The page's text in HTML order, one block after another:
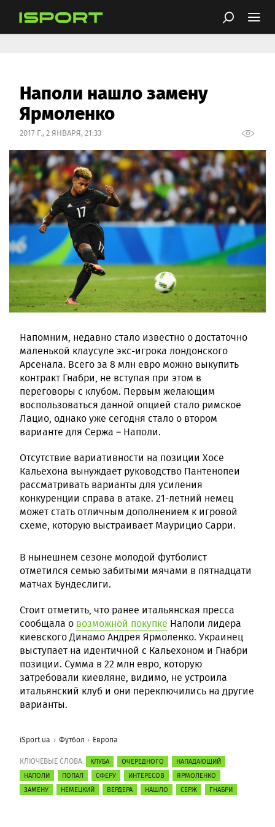
Наполи нашло замену
Ярмоленко
2017 Г., 2 ЯНВАРЯ, 21:33
Напомним, недавно стало известно о достаточно
маленькой клаусуле экс-игрока лондонского
Арсенала. Всего за 8 млн евро можно выкупить
контракт Гнабри, не вступая при этом в
переговоры с клубом. Первым желающим
воспользоваться данной опцией стало римское
Лацио, однако уже сегодня стало о втором
варианте для Сержа – Наполи.
Отсутствие вариативности на позиции Хосе
Кальехона вынуждает руководство Пантенопеи
рассматривать варианты для усиления
конкуренции справа в атаке. 21-летний немец
может стать отличным дополнением к игровой
схеме, которую выстраивает Маурицио Сарри.
В нынешнем сезоне молодой футболист
отметился семью забитыми мячами в пятнадцати
матчах Бундеслиги.
Стоит отметить, что ранее итальянская пресса
сообщала о возможной покупке Наполи лидера
киевского Динамо Андрея Ярмоленко. Украинец
выступает на идентичной с Кальехоном и Гнабри
позиции. Сумма в 22 млн евро, которую
затребовали киевляне, видимо, не устроила
итальянский клуб и они переключились на другие
варианты.
iSport.ua Футбол Европа
КЛЮЧЕВЫЕ СЛОВА: КЛУБА ОЧЕРЕДНОГО
НАПАДАЮЩИЙ
НАПОЛИ
ПОПАЛ СФЕРУ ИНТЕРЕСОВ
ЯРМОЛЕНКО
ЗАМЕНУ
НЕМЕЦКИЙ ВЕРДЕРА НАШЛО СЕРЖ ГНАБРИ